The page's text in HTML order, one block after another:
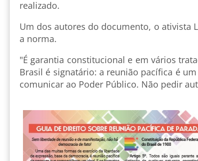
realizado.
Um dos autores do documento, o ativista
a norma.
"É garantia constitucional e em vários
Brasil é signatário: a reunião pacífica é
comunicar ao Poder Público. Não pedir